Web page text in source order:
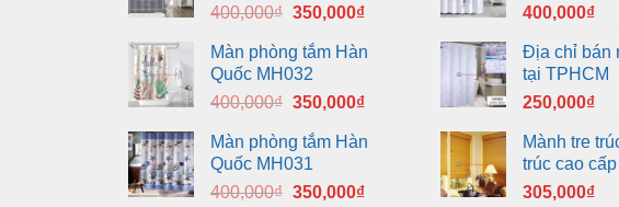
400,000₫ Giá
là:
400,000₫.
350,000₫Giá
tại
350,000₫.
Màn phòng tắm Hàn
Quốc MH032
400,000₫ Giá
là:
400,000₫.
350,000₫Giá
tại
350,000₫.
Màn phòng tắm Hàn
Quốc MH031
400,000₫ Giá
350,000₫Giá
400,000₫
Địa chỉ bán
tại TPHCM
250,000₫
Mành tre
trúc cao cấp
305,000₫